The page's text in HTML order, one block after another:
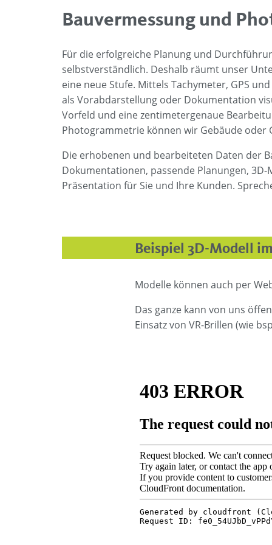
Bauvermessung und
Für die erfolgreiche Planung und
selbstverständlich. Deshalb räumt unser
eine neue Stufe. Mittels Tachymeter, GPS
als Vorabdarstellung oder Dokumentation
Vorfeld und eine zentimetergenaue
Photogrammetrie können wir Gebäude
Die erhobenen und bearbeiteten Daten der
Dokumentationen, passende Planungen,
Präsentation für Sie und Ihre Kunden.
Beispiel 3D-Modell
Modelle können auch per
Das ganze kann von uns
Einsatz von VR-Brillen (wie